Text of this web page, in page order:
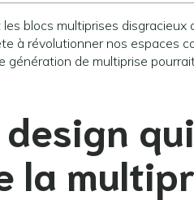
les blocs multiprises
à révolutionner nos espaces
génération de multiprise
la